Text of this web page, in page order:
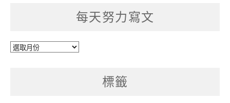
每天努力寫文
每
標籤